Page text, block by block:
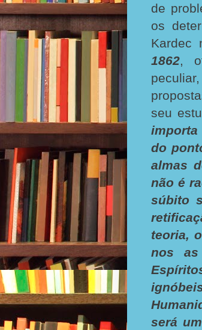
de
os
Kardec
1862,
seu
importa
do
almas
não é
súbito
teoria,
nos
será